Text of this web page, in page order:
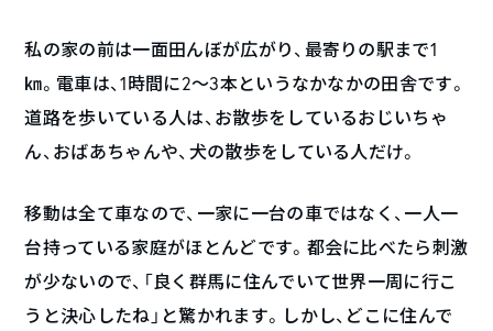
私の家の前は一面田んぼが広がり、最寄りの駅まで1
㎞。電車は、1時間に2～3本というなかなかの田舎です。
道路を歩いている人は、お散歩をしているおじいちゃ
ん、おばあちゃんや、犬の散歩をしている人だけ。
移動は全て車なので、一家に一台の車ではなく、一人一
台持っている家庭がほとんどです。都会に比べたら刺激
が少ないので、「良く群馬に住んでいて世界一周に行こ
うと決心したね」と驚かれます。しかし、どこに住んで